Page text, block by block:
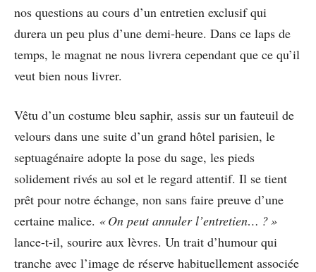
nos questions au cours d’un entretien exclusif qui
durera un peu plus d’une demi-heure. Dans ce laps de
temps, le magnat ne nous livrera cependant que ce qu’il
veut bien nous livrer.
Vêtu d’un costume bleu saphir, assis sur un fauteuil de
velours dans une suite d’un grand hôtel parisien, le
septuagénaire adopte la pose du sage, les pieds
solidement rivés au sol et le regard attentif. Il se tient
prêt pour notre échange, non sans faire preuve d’une
certaine malice. « On peut annuler l’entretien… ? »
lance-t-il, sourire aux lèvres. Un trait d’humour qui
tranche avec l’image de réserve habituellement associée